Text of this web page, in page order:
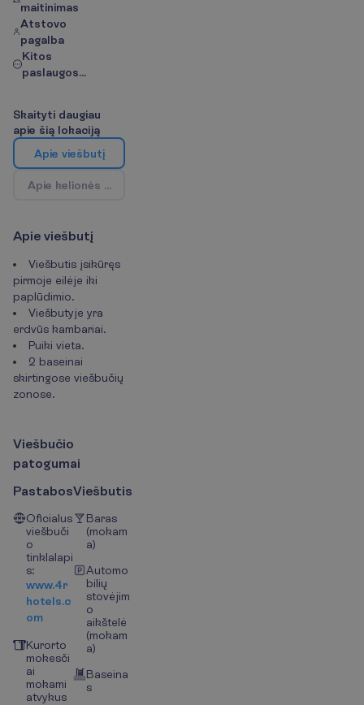
maitinimas
Atstovo
pagalba
Kitos
paslaugos...
Skaityti daugiau
apie šią lokaciją
Apie viešbutį
Apie kelionės kr
Apie viešbutį
Viešbutis įsikūręs
pirmoje eilėje iki
paplūdimio.
Viešbutyje yra
erdvūs kambariai.
Puiki vieta.
2 baseinai
skirtingose viešbučių
zonose.
Viešbučio
patogumai
Pastabos
Oficialus
viešbuči
o
tinklalapi
s:
www.4r
hotels.c
om
Kurorto
mokesči
ai
mokami
atvykus
Viešbutis
Baras
(mokam
a)
Automo
bilių
stovėjim
o
aikštelė
(mokam
a)
Baseina
s